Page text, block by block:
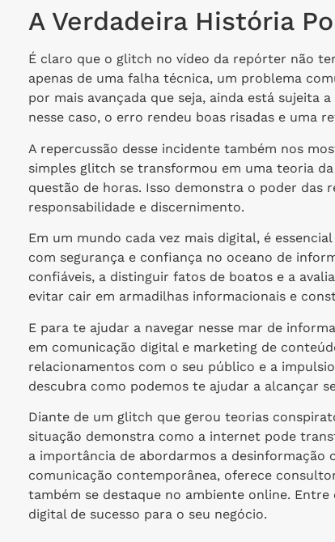
A Verdadeira História
É claro que o glitch no vídeo da repórter não
apenas de uma falha técnica, um problema
por mais avançada que seja, ainda está sujeita
nesse caso, o erro rendeu boas risadas e uma
A repercussão desse incidente também nos
simples glitch se transformou em uma teoria
questão de horas. Isso demonstra o poder das
responsabilidade e discernimento.
Em um mundo cada vez mais digital, é
com segurança e confiança no oceano de
confiáveis, a distinguir fatos de boatos e a
evitar cair em armadilhas informacionais e
E para te ajudar a navegar nesse mar de
em comunicação digital e marketing de
relacionamentos com o seu público e a
descubra como podemos te ajudar a alcançar
Diante de um glitch que gerou teorias
situação demonstra como a internet pode
a importância de abordarmos a desinformação
comunicação contemporânea, oferece
também se destaque no ambiente online.
digital de sucesso para o seu negócio.